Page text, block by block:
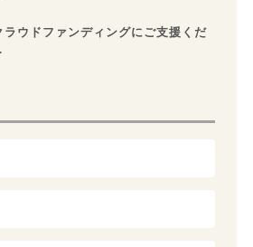
ラウドファンディングにご支援くだ